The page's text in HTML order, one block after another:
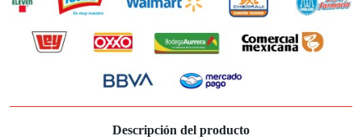
Descripción del producto